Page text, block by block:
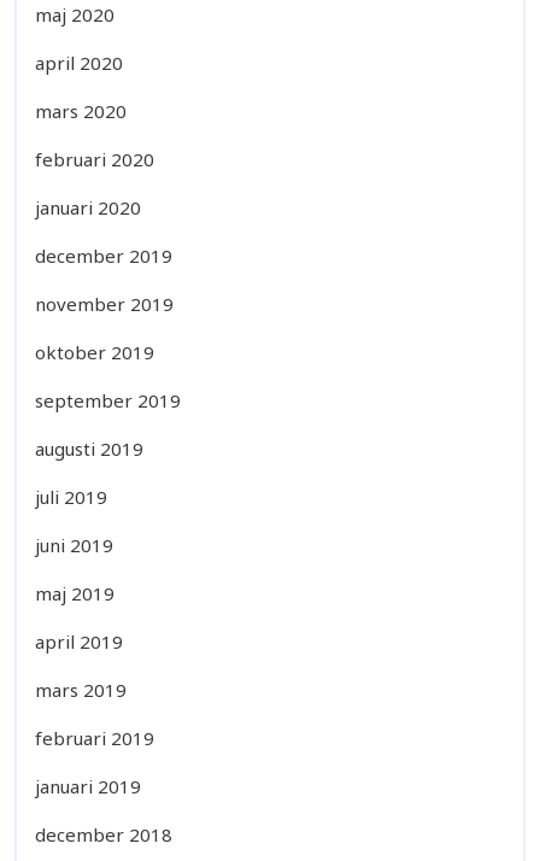
maj 2020
april 2020
mars 2020
februari 2020
januari 2020
december 2019
november 2019
oktober 2019
september 2019
augusti 2019
juli 2019
juni 2019
maj 2019
april 2019
mars 2019
februari 2019
januari 2019
december 2018